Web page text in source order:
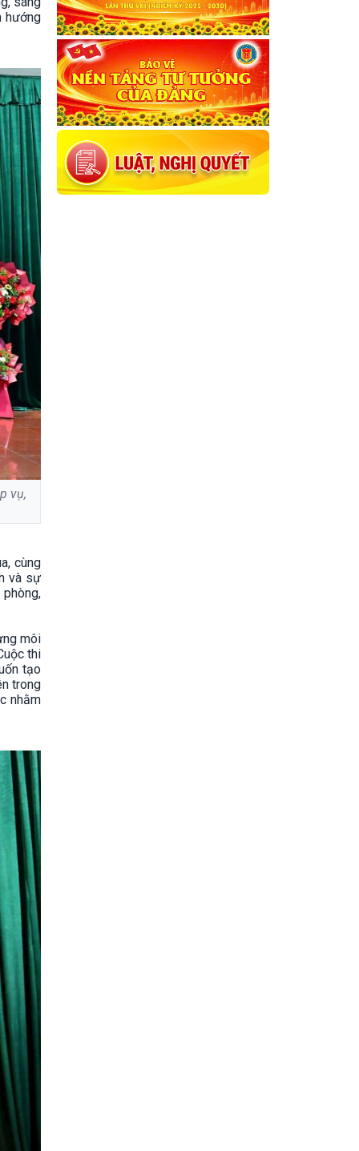
hướng
vụ,
cùng
và sự
môi
thi
tạo
trong
nhằm